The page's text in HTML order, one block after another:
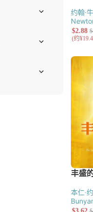
文
工
约翰·
本仁‧